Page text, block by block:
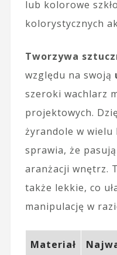
lub kolorowe
kolorystycznych
Tworzywa
względu na swoją
szeroki wachlarz
projektowych.
żyrandole w
sprawia, że
aranżacji wnętrz.
także lekkie, co
manipulację w
Materiał